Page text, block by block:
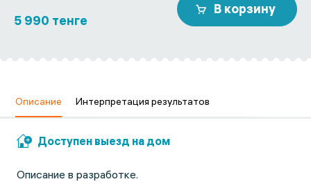
5 990 тенге
В корзину
Описание Интерпретация результатов
Доступен выезд на дом
Описание в разработке.